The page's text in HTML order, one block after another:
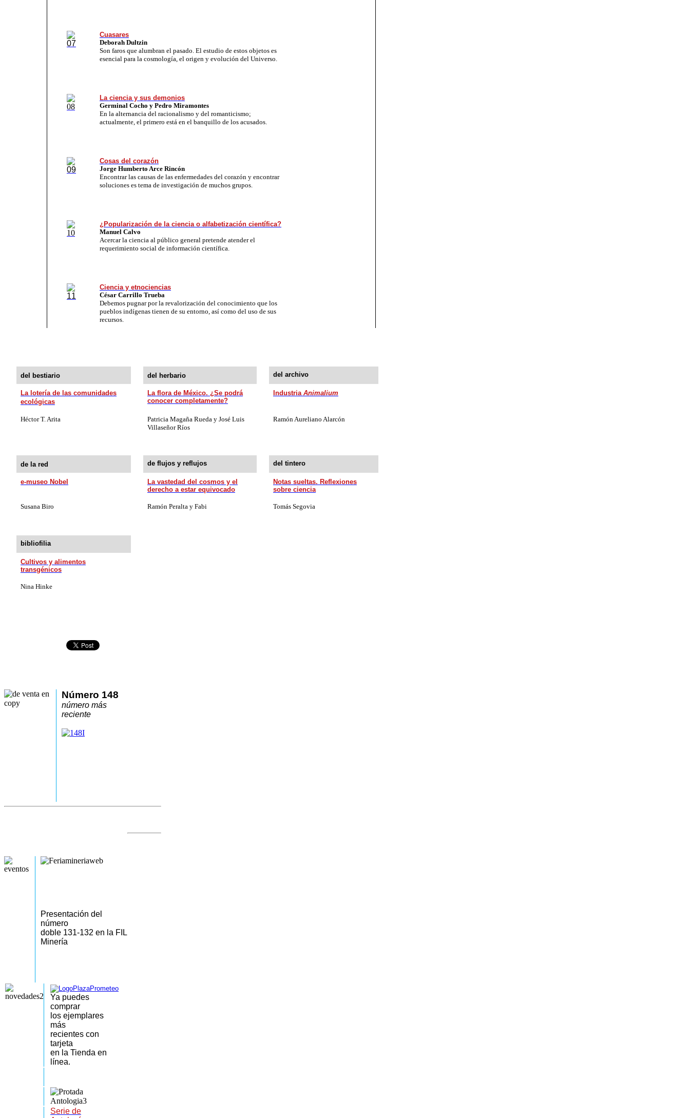
Cuasares
Deborah Dultzin
Son faros que alumbran el pasado. El estudio de estos objetos es
esencial para la cosmología, el origen y evolución del Universo.
La ciencia y sus demonios
Germinal Cocho y Pedro Miramontes
En la alternancia del racionalismo y del romanticismo;
actualmente, el primero está en el banquillo de los acusados.
Cosas del corazón
Jorge Humberto Arce Rincón
Encontrar las causas de las enfermedades del corazón y encontrar
soluciones es tema de investigación de muchos grupos.
¿Popularización de la ciencia o alfabetización científica?
Manuel Calvo
Acercar la ciencia al público general pretende atender el
requerimiento social de información científica.
Ciencia y etnociencias
César Carrillo Trueba
Debemos pugnar por la revalorización del conocimiento que los
pueblos indígenas tienen de su entorno, así como del uso de sus
recursos.
del bestiario del herbario del archivo
La lotería de las comunidades
ecológicas
La flora de México. ¿Se podrá
conocer completamente?
Industria Animalium
Héctor T. Arita
Patricia Magaña Rueda y José Luis
Villaseñor Ríos
Ramón Aureliano Alarcón
de la red de flujos y reflujos del tintero
e-museo Nobel
La vastedad del cosmos y el
derecho a estar equivocado
Notas sueltas. Reflexiones
sobre ciencia
Susana Biro Ramón Peralta y Fabi Tomás Segovia
bibliofilia
Cultivos y alimentos
transgénicos
Nina Hinke
Número 148
número más
reciente
Presentación del
número
doble 131-132 en la FIL
Minería
Ya puedes
comprar
los ejemplares
más
recientes con
tarjeta
en la Tienda en
línea.
Serie de